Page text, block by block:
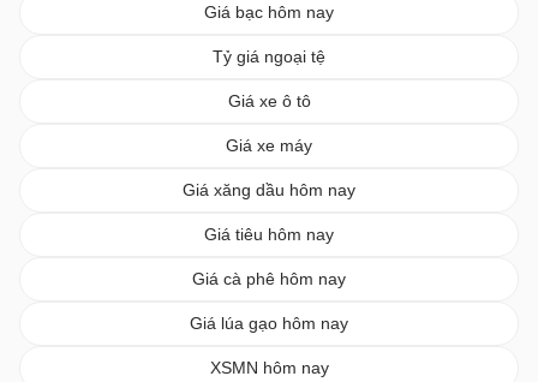
Giá bạc hôm nay
Tỷ giá ngoại tệ
Giá xe ô tô
Giá xe máy
Giá xăng dầu hôm nay
Giá tiêu hôm nay
Giá cà phê hôm nay
Giá lúa gạo hôm nay
XSMN hôm nay